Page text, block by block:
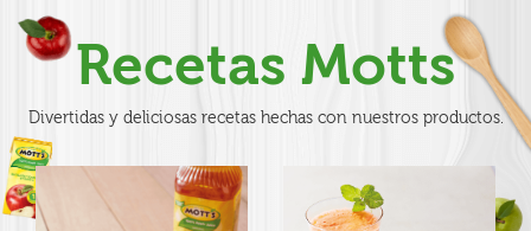
Recetas Motts
Divertidas y deliciosas recetas hechas con nuestros productos.